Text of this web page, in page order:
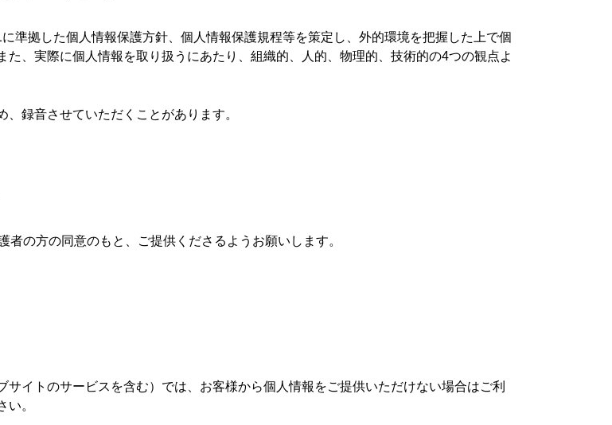
準拠した個人情報保護方針、個人情報保護規程等を策定し、外的環境を把握した上で個
、実際に個人情報を取り扱うにあたり、組織的、人的、物理的、技術的の4つの観点よ
録音させていただくことがあります。
の方の同意のもと、ご提供くださるようお願いします。
イトのサービスを含む）では、お客様から個人情報をご提供いただけない場合はご利
い。